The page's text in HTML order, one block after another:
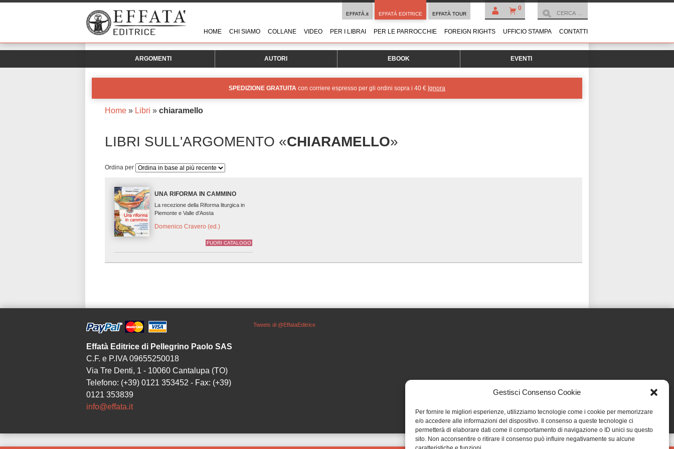
Gestisci Consenso Cookie
Per fornire le migliori esperienze, utilizziamo tecnologie come i cookie per memorizzare
e/o accedere alle informazioni del dispositivo. Il consenso a queste tecnologie ci
permetterà di elaborare dati come il comportamento di navigazione o ID unici su questo
sito. Non acconsentire o ritirare il consenso può influire negativamente su alcune
0
EFFATÀ.it EFFATÀ EDITRICE EFFATÀ TOUR
HOME CHI SIAMO COLLANE VIDEO PER I LIBRAI PER LE PARROCCHIE FOREIGN RIGHTS UFFICIO STAMPA CONTATTI
ARGOMENTI AUTORI EBOOK EVENTI
SPEDIZIONE GRATUITA con corriere espresso per gli ordini sopra i 40 € Ignora
Home » Libri » chiaramello
LIBRI SULL'ARGOMENTO «CHIARAMELLO»
Ordina per
UNA RIFORMA IN CAMMINO
La recezione della Riforma liturgica in
Piemonte e Valle d'Aosta
Domenico Cravero (ed.)
FUORI CATALOGO
Effatà Editrice di Pellegrino Paolo SAS
C.F. e P.IVA 09655250018
Via Tre Denti, 1 - 10060 Cantalupa (TO)
Telefono: (+39) 0121 353452 - Fax: (+39)
0121 353839
info@effata.it
Tweets di @EffataEditrice